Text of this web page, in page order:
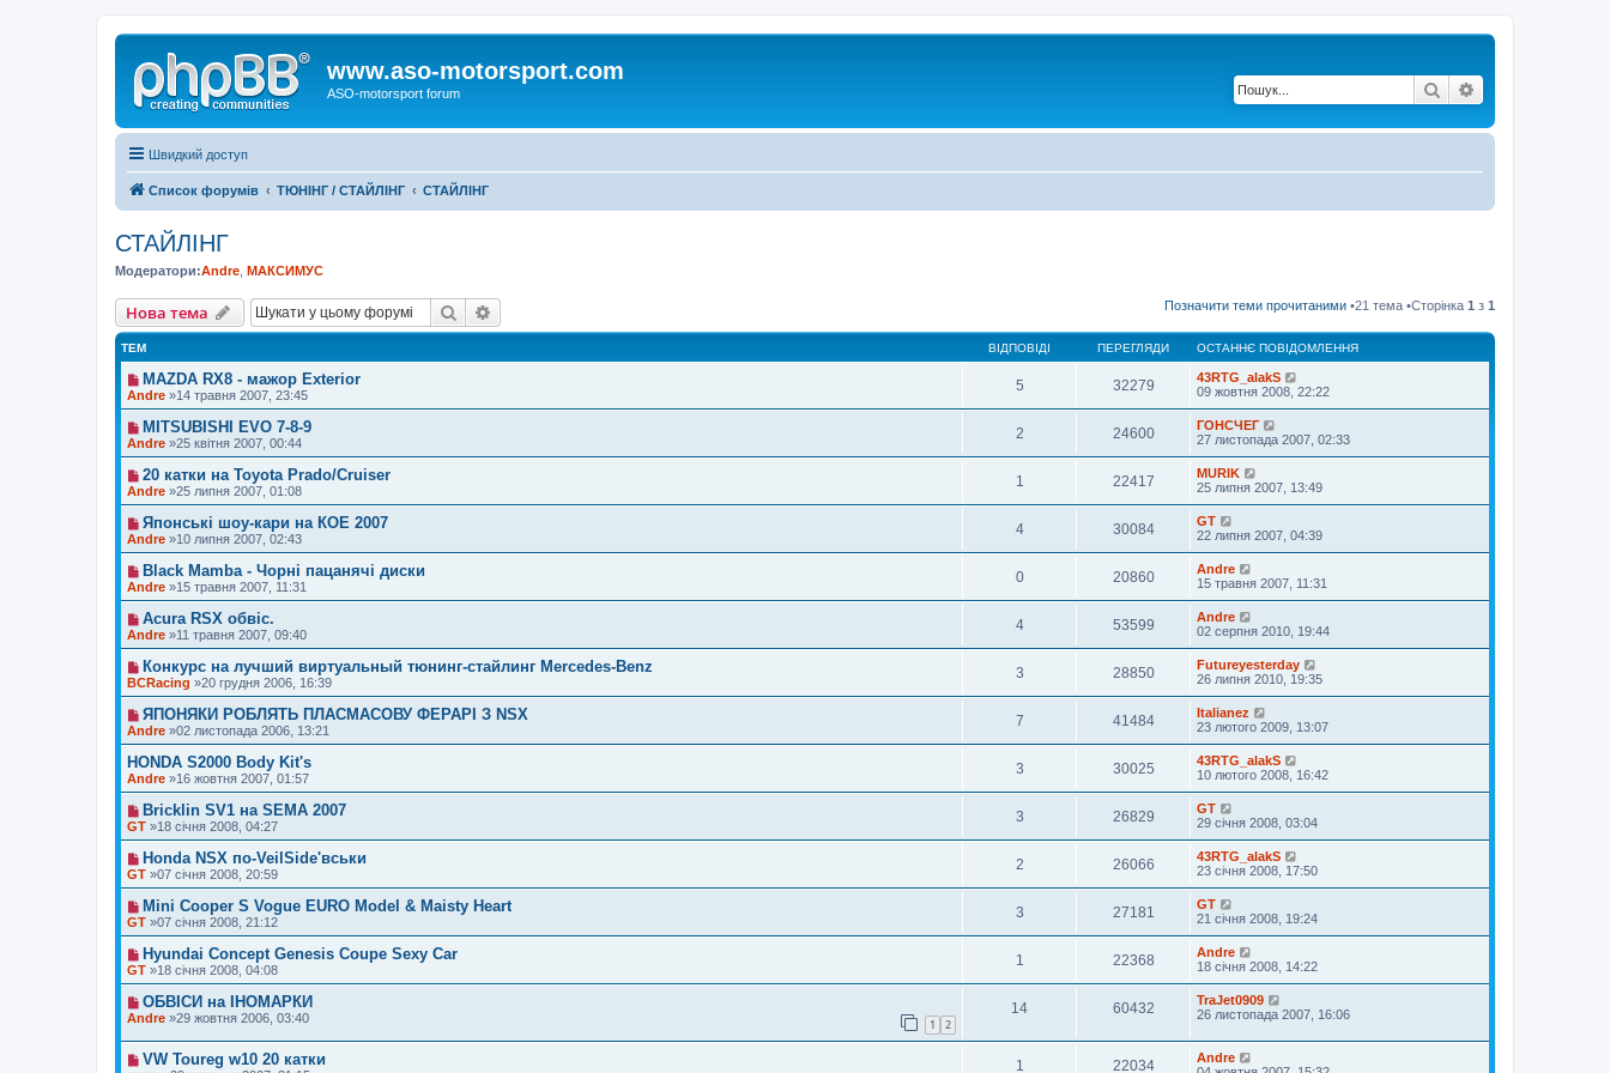
www.aso-motorsport.com
ASO-motorsport forum Пошук
Швидкий доступ
Список форумів ТЮНІНГ / СТАЙЛІНГ СТАЙЛІНГ
СТАЙЛІНГ
Модератори:Andre МАКСИМУС
Нова тема Пошук Позначити теми прочитаними •21 тема •Сторінка 1 з 1
ТЕМ ВІДПОВІДІ ПЕРЕГЛЯДИ ОСТАННЄ ПОВІДОМЛЕННЯ
MAZDA RX8 - мажор Exterior
Andre »14 травня 2007, 23:45
5 32279
43RTG_alakS
09 жовтня 2008, 22:22
MITSUBISHI EVO 7-8-9
Andre »25 квітня 2007, 00:44
2 24600
ГОНСЧЕГ
27 листопада 2007, 02:33
20 катки на Toyota Prado/Cruiser
Andre »25 липня 2007, 01:08
1 22417
MURIK
25 липня 2007, 13:49
Японські шоу-кари на КОЕ 2007
Andre »10 липня 2007, 02:43
4 30084
GT
22 липня 2007, 04:39
Black Mamba - Чорні пацанячі диски
Andre »15 травня 2007, 11:31
0 20860
Andre
15 травня 2007, 11:31
Acura RSX обвіс.
Andre »11 травня 2007, 09:40
4 53599
Andre
02 серпня 2010, 19:44
Конкурс на лучший виртуальный тюнинг-стайлинг Mercedes-Benz
BCRacing »20 грудня 2006, 16:39
3 28850
Futureyesterday
26 липня 2010, 19:35
ЯПОНЯКИ РОБЛЯТЬ ПЛАСМАСОВУ ФЕРАРІ З NSX
Andre »02 листопада 2006, 13:21
7 41484
Italianez
23 лютого 2009, 13:07
HONDA S2000 Body Kit's
Andre »16 жовтня 2007, 01:57
3 30025
43RTG_alakS
10 лютого 2008, 16:42
Bricklin SV1 на SEMA 2007
GT »18 січня 2008, 04:27
3 26829
GT
29 січня 2008, 03:04
Honda NSX по-VeilSide'вськи
GT »07 січня 2008, 20:59
2 26066
43RTG_alakS
23 січня 2008, 17:50
Mini Cooper S Vogue EURO Model & Maisty Heart
GT »07 січня 2008, 21:12
3 27181
GT
21 січня 2008, 19:24
Hyundai Concept Genesis Coupe Sexy Car
GT »18 січня 2008, 04:08
1 22368
Andre
18 січня 2008, 14:22
ОБВІСИ на ІНОМАРКИ
Andre »29 жовтня 2006, 03:40 1 2
14 60432
TraJet0909
26 листопада 2007, 16:06
VW Toureg w10 20 катки 1 22034
Andre